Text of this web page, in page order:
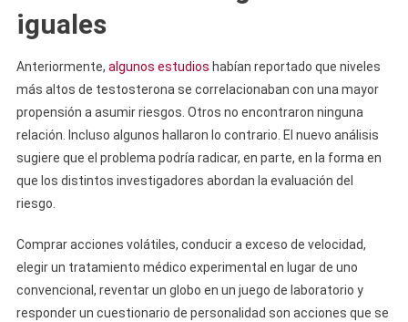
iguales
Anteriormente, algunos estudios habían reportado que niveles
más altos de testosterona se correlacionaban con una mayor
propensión a asumir riesgos. Otros no encontraron ninguna
relación. Incluso algunos hallaron lo contrario. El nuevo análisis
sugiere que el problema podría radicar, en parte, en la forma en
que los distintos investigadores abordan la evaluación del
riesgo.
Comprar acciones volátiles, conducir a exceso de velocidad,
elegir un tratamiento médico experimental en lugar de uno
convencional, reventar un globo en un juego de laboratorio y
responder un cuestionario de personalidad son acciones que se